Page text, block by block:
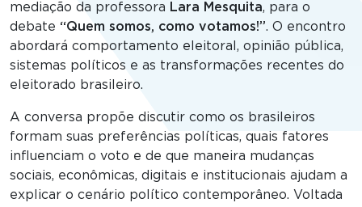
mediação da professora Lara Mesquita, para o
debate “Quem somos, como votamos!”. O encontro
abordará comportamento eleitoral, opinião pública,
sistemas políticos e as transformações recentes do
eleitorado brasileiro.
A conversa propõe discutir como os brasileiros
formam suas preferências políticas, quais fatores
influenciam o voto e de que maneira mudanças
sociais, econômicas, digitais e institucionais ajudam a
explicar o cenário político contemporâneo. Voltada